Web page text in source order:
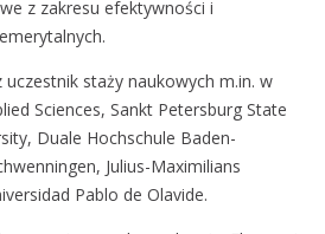
z zakresu efektywności i
staży naukowych m.in. w
Sciences, Sankt Petersburg State
Duale Hochschule Baden-
Julius-Maximilians
Pablo de Olavide.